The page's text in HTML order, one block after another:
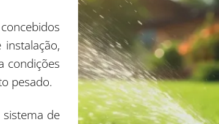
condições
pesado.
de